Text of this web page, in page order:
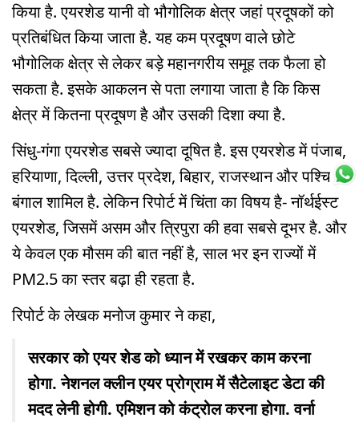
किया है. एयरशेड यानी वो भौगोलिक क्षेत्र जहां प्रदूषकों को
प्रतिबंधित किया जाता है. यह कम प्रदूषण वाले छोटे
भौगोलिक क्षेत्र से लेकर बड़े महानगरीय समूह तक फैला हो
सकता है. इसके आकलन से पता लगाया जाता है कि किस
क्षेत्र में कितना प्रदूषण है और उसकी दिशा क्या है.
सिंधु-गंगा एयरशेड सबसे ज्यादा दूषित है. इस एयरशेड में पंजाब,
हरियाणा, दिल्ली, उत्तर प्रदेश, बिहार, राजस्थान और पश्चिम
बंगाल शामिल है. लेकिन रिपोर्ट में चिंता का विषय है- नॉर्थईस्ट
एयरशेड, जिसमें असम और त्रिपुरा की हवा सबसे दूभर है. और
ये केवल एक मौसम की बात नहीं है, साल भर इन राज्यों में
PM2.5 का स्तर बढ़ा ही रहता है.
रिपोर्ट के लेखक मनोज कुमार ने कहा,
सरकार को एयर शेड को ध्यान में रखकर काम करना
होगा. नेशनल क्लीन एयर प्रोग्राम में सैटेलाइट डेटा की
मदद लेनी होगी. एमिशन को कंट्रोल करना होगा. वर्ना